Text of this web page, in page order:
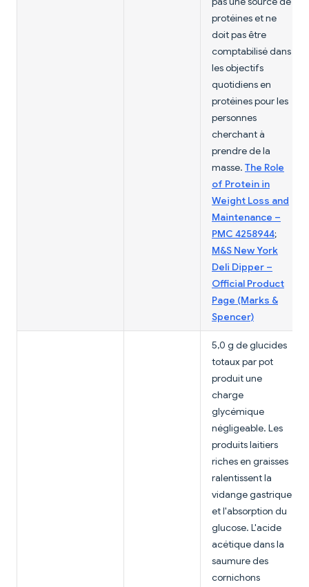
protéines et ne
doit pas être
comptabilisé dans
les objectifs
quotidiens en
protéines pour les
personnes
cherchant à
prendre de la
masse. The Role
of Protein in
Weight Loss and
Maintenance –
PMC 4258944;
M&S New York
Deli Dipper –
Official Product
Page (Marks &
Spencer)
5,0 g de glucides
totaux par pot
produit une
charge
glycémique
négligeable. Les
produits laitiers
riches en graisses
ralentissent la
vidange gastrique
et l'absorption du
glucose. L'acide
acétique dans la
saumure des
cornichons